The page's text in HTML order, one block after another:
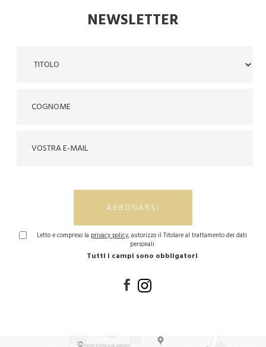
NEWSLETTER
ABBONARSI
Letto e compreso la privacy policy, autorizzo il Titolare al trattamento dei dati
personali
Tutti i campi sono obbligatori